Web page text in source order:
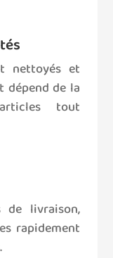
nettoyés et
dépend de la
tout
de livraison,
rapidement